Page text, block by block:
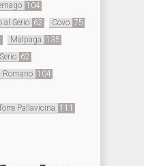
104
al Serio 62 Covo 75
Malpaga 135
62
Romano 104
Pallavicina 111